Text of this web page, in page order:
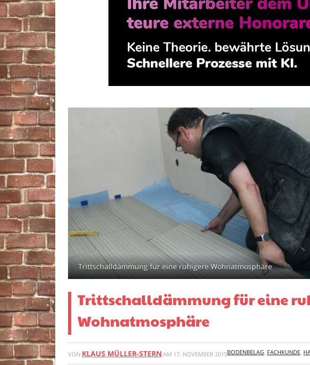
Trittschalldämmung für eine ruhigere Wohnatmosphäre
Trittschalldämmung für eine
Wohnatmosphäre
VON KLAUS MÜLLER-STERN AM 17. NOVEMBER 2015BODENBELAG, FACHKUNDE,